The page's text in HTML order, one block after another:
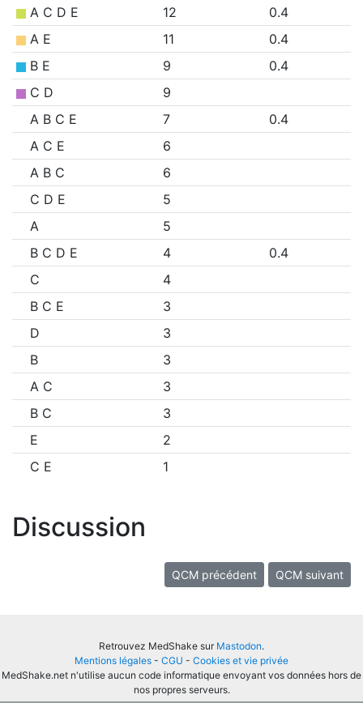
A C D E
12
0.4
A E
11
0.4
B E
9
0.4
C D
9
A B C E
7
0.4
A C E
6
A B C
6
C D E
5
A
5
B C D E
4
0.4
C
4
B C E
3
D
3
B
3
A C
3
B C
3
E
2
C E
1
Discussion
QCM précédent QCM suivant
Retrouvez MedShake sur Mastodon.
Mentions légales - CGU - Cookies et vie privée
MedShake.net n'utilise aucun code informatique envoyant vos données hors de
nos propres serveurs.